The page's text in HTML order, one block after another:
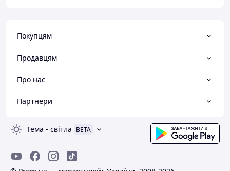
Покупцям
Продавцям
Про нас
Партнери
Тема - світла BETA